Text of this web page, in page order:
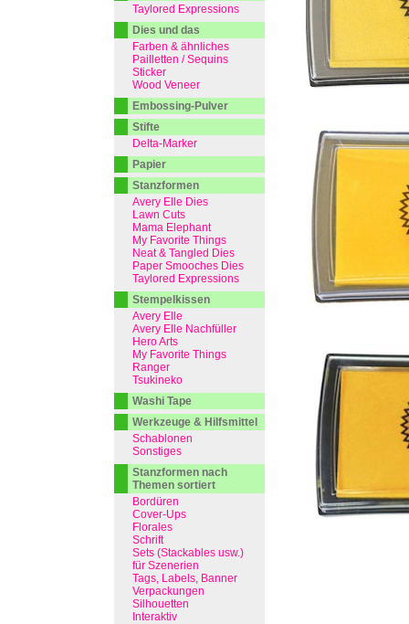
Taylored Expressions
Dies und das
Farben & ähnliches
Pailletten / Sequins
Sticker
Wood Veneer
Embossing-Pulver
Stifte
Delta-Marker
Papier
Stanzformen
Avery Elle Dies
Lawn Cuts
Mama Elephant
My Favorite Things
Neat & Tangled Dies
Paper Smooches Dies
Taylored Expressions
Stempelkissen
Avery Elle
Avery Elle Nachfüller
Hero Arts
My Favorite Things
Ranger
Tsukineko
Washi Tape
Werkzeuge & Hilfsmittel
Schablonen
Sonstiges
Stanzformen nach
Themen sortiert
Bordüren
Cover-Ups
Florales
Schrift
Sets (Stackables usw.)
für Szenerien
Tags, Labels, Banner
Verpackungen
Silhouetten
Interaktiv